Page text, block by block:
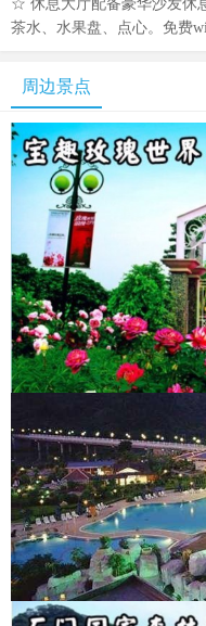
☆ 休息大厅配备豪华沙发休
茶水、水果盘、点心。免费
周边景点